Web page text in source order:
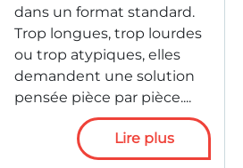
dans un format standard.
Trop longues, trop lourdes
ou trop atypiques, elles
demandent une solution
pensée pièce par pièce....
Lire plus